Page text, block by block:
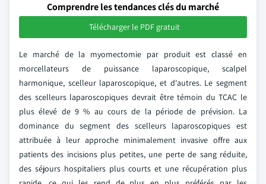
Comprendre les tendances clés du marché
Télécharger le PDF gratuit
Le marché de la myomectomie par produit est classé en
morcellateurs de puissance laparoscopique, scalpel
harmonique, scelleur laparoscopique, et d'autres. Le segment
des scelleurs laparoscopiques devrait être témoin du TCAC le
plus élevé de 9 % au cours de la période de prévision. La
dominance du segment des scelleurs laparoscopiques est
attribuée à leur approche minimalement invasive offre aux
patients des incisions plus petites, une perte de sang réduite,
des séjours hospitaliers plus courts et une récupération plus